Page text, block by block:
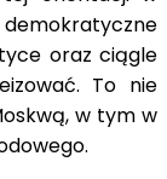
demokratyczne
oraz ciągle
To nie
w tym w